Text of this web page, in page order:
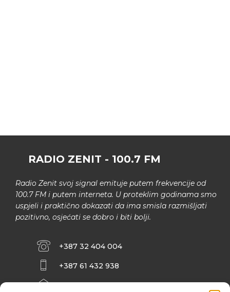
RADIO ZENIT - 100.7 FM
Radio Zenit svoj signal emituje putem frekvencije od
100.7 FM i putem interneta. U proteklim godinama smo
uspjeli i praktično dokazati da ima smisla razmišljati
pozitivno, osjećati se dobro i biti bolji.
+387 32 404 004
+387 61 432 938